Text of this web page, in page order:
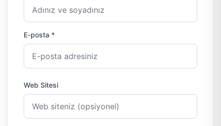
E-posta *
Web Sitesi